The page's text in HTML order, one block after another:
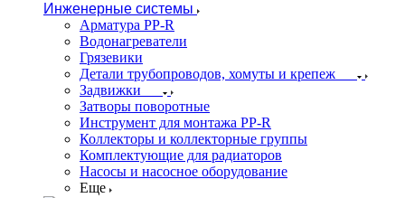
Инженерные системы
Арматура PP-R
Водонагреватели
Грязевики
Детали трубопроводов, хомуты и крепеж
Задвижки
Затворы поворотные
Инструмент для монтажа PP-R
Коллекторы и коллекторные группы
Комплектующие для радиаторов
Насосы и насосное оборудование
Еще